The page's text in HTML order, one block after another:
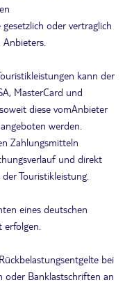
oder vertraglich
kann der
MasterCard und
diese vomAnbieter
werden.
Zahlungsmitteln
und direkt
Touristikleistung.
eines deutschen
bei
oder Banklastschriften an